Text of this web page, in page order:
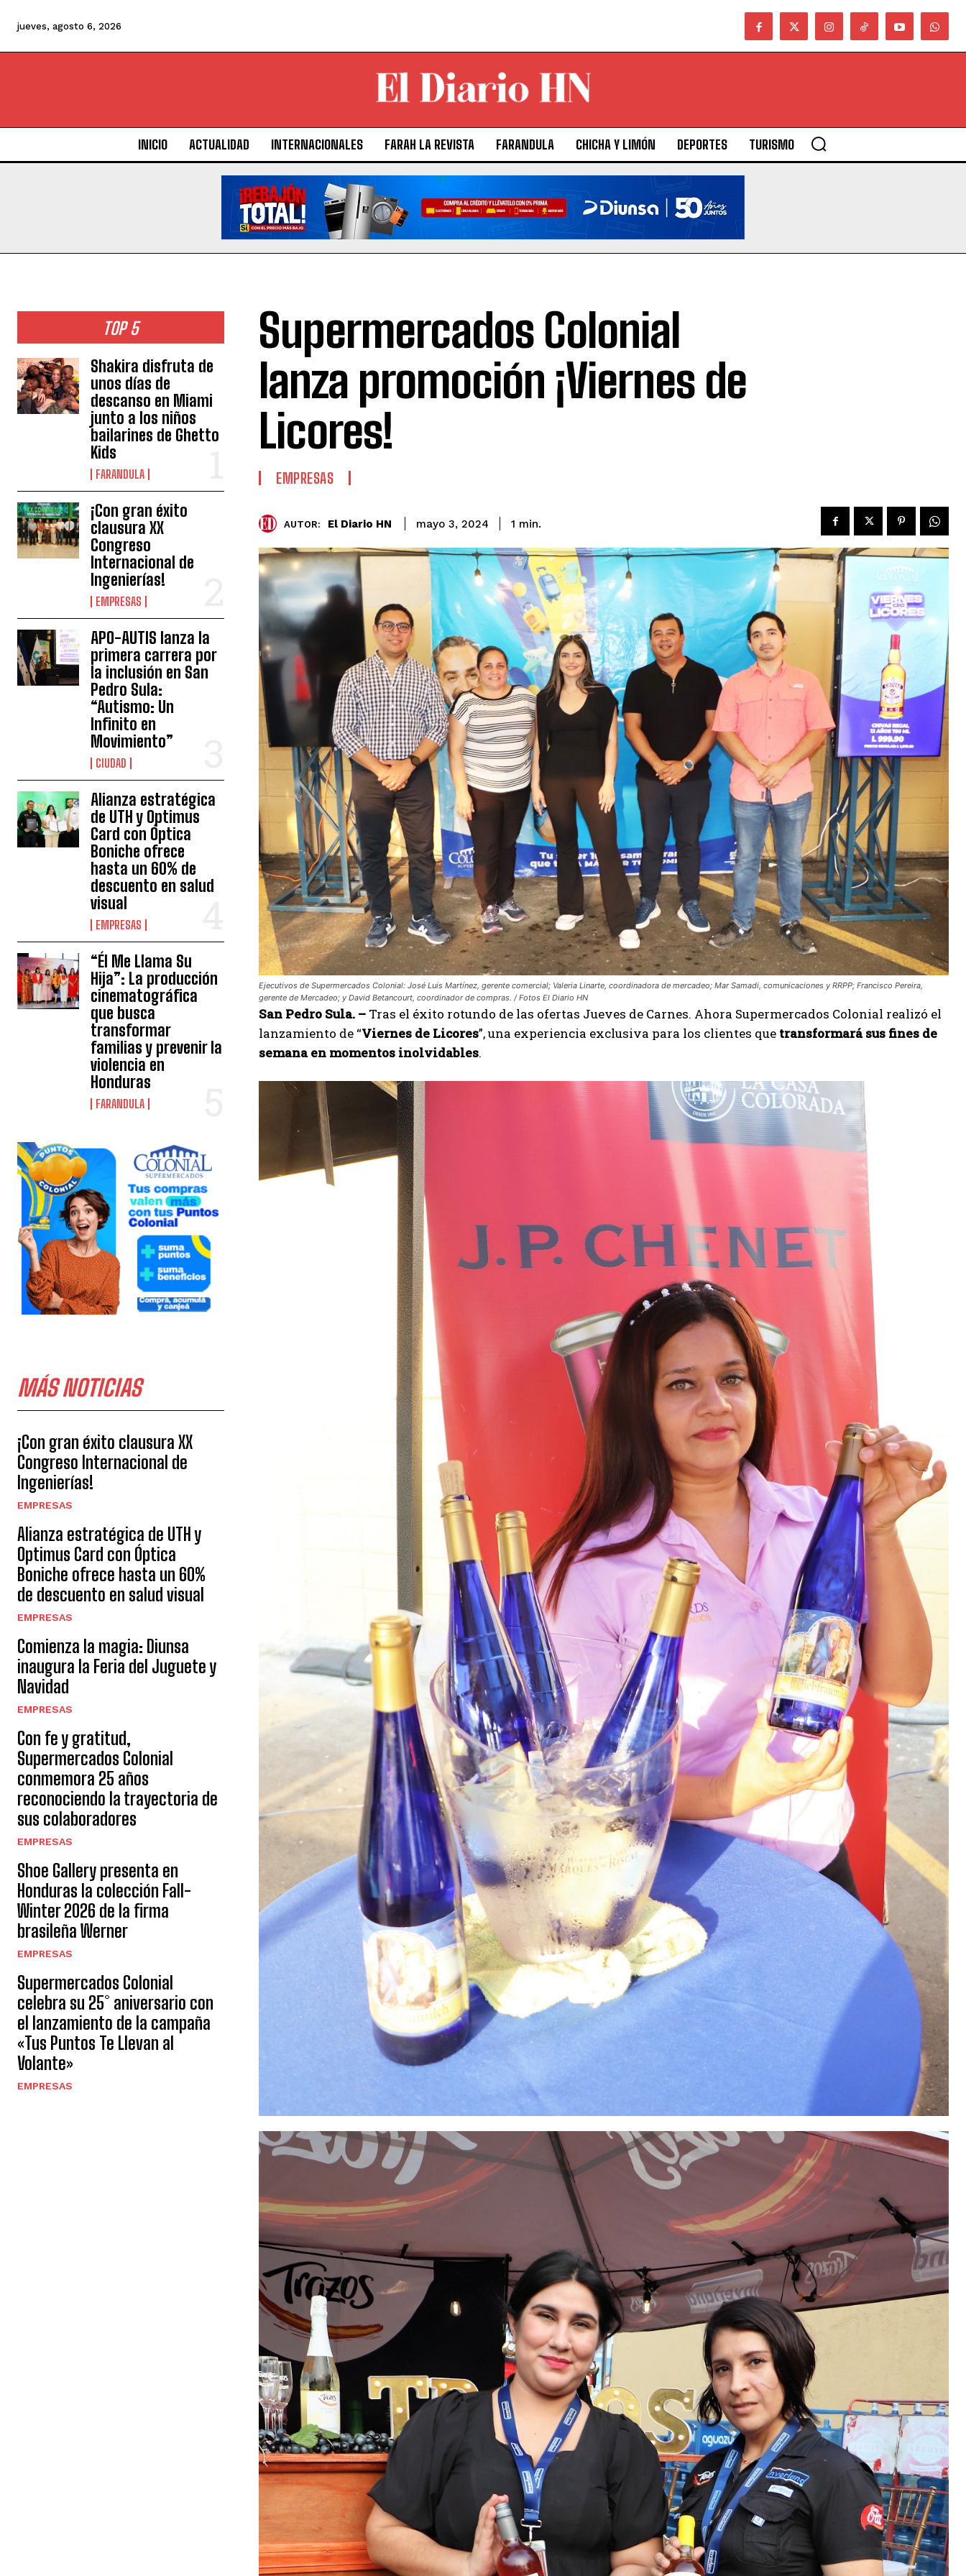
jueves, agosto 6, 2026
INICIO ACTUALIDAD INTERNACIONALES FARAH LA REVISTA FARANDULA CHICHA Y LIMÓN DEPORTES TURISMO
TOP 5
Shakira disfruta de
unos días de
descanso en Miami
junto a los niños
bailarines de Ghetto
Kids
FARANDULA
¡Con gran éxito
clausura XX
Congreso
Internacional de
Ingenierías!
EMPRESAS
APO-AUTIS lanza la
primera carrera por
la inclusión en San
Pedro Sula:
“Autismo: Un
Infinito en
Movimiento”
CIUDAD
Alianza estratégica
de UTH y Optimus
Card con Óptica
Boniche ofrece
hasta un 60% de
descuento en salud
visual
EMPRESAS
“Él Me Llama Su
Hija”: La producción
cinematográfica
que busca
transformar
familias y prevenir la
violencia en
Honduras
FARANDULA
MÁS NOTICIAS
¡Con gran éxito clausura XX
Congreso Internacional de
Ingenierías!
EMPRESAS
Alianza estratégica de UTH y
Optimus Card con Óptica
Boniche ofrece hasta un 60%
de descuento en salud visual
EMPRESAS
Comienza la magia: Diunsa
inaugura la Feria del Juguete y
Navidad
EMPRESAS
Con fe y gratitud,
Supermercados Colonial
conmemora 25 años
reconociendo la trayectoria de
sus colaboradores
EMPRESAS
Shoe Gallery presenta en
Honduras la colección Fall-
Winter 2026 de la firma
brasileña Werner
EMPRESAS
Supermercados Colonial
celebra su 25° aniversario con
el lanzamiento de la campaña
«Tus Puntos Te Llevan al
Volante»
EMPRESAS
Supermercados Colonial
lanza promoción ¡Viernes de
Licores!
EMPRESAS
AUTOR: El Diario HN mayo 3, 2024 1 min.
Ejecutivos de Supermercados Colonial: José Luis Martínez, gerente comercial; Valeria Linarte, coordinadora de mercadeo; Mar Samadi, comunicaciones y RRPP; Francisco Pereira,
gerente de Mercadeo; y David Betancourt, coordinador de compras. / Fotos El Diario HN
San Pedro Sula. – Tras el éxito rotundo de las ofertas Jueves de Carnes. Ahora Supermercados Colonial realizó el
lanzamiento de “Viernes de Licores”, una experiencia exclusiva para los clientes que transformará sus fines de
semana en momentos inolvidables.